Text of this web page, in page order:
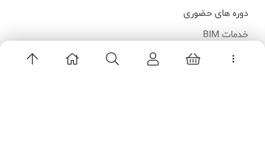
دوره های حضوری
خدمات BIM
اخبار BIM